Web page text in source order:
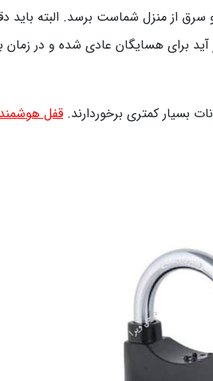
منزل شماست برسد. البته باید دقت
در آید برای هسایگان عادی شده و در
بسیار کمتری برخوردارند. قفل